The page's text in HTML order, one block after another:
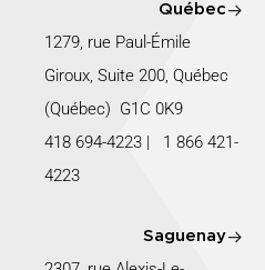
Québec
1279, rue Paul-Émile
Giroux, Suite 200, Québec
(Québec) G1C 0K9
418 694-4223 | 1 866 421-
4223
Saguenay